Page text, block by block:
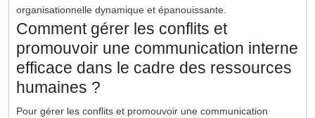
organisationnelle dynamique et épanouissante.
Comment gérer les conflits et
promouvoir une communication interne
efficace dans le cadre des ressources
humaines ?
Pour gérer les conflits et promouvoir une communication